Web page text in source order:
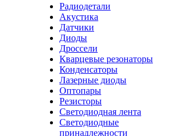
Радиодетали
Акустика
Датчики
Диоды
Дроссели
Кварцевые резонаторы
Конденсаторы
Лазерные диоды
Оптопары
Резисторы
Светодиодная лента
Светодиодные
принадлежности